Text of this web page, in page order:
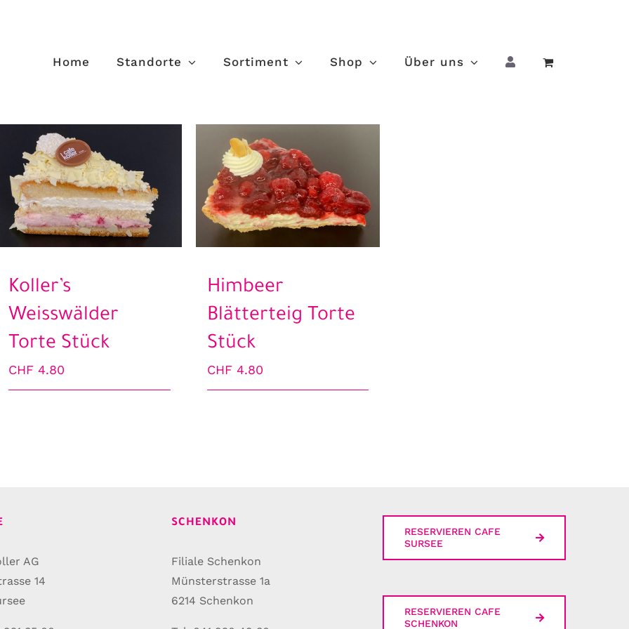
Home Standorte Sortiment Shop Über uns
Koller’s
Weisswälder
Torte Stück
CHF 4.80
Himbeer
Blätterteig Torte
Stück
CHF4.80
AG
14
SCHENKON
Filiale Schenkon
Münsterstrasse 1a
6214 Schenkon
RESERVIEREN CAFE
SURSEE
RESERVIEREN CAFE
SCHENKON